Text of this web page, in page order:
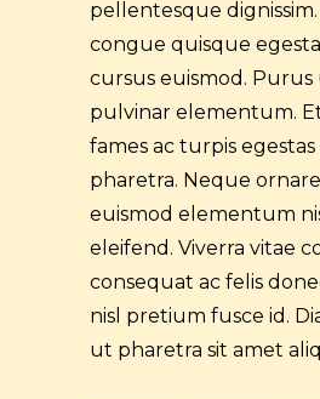
pellentesque dignissim.
congue quisque
cursus euismod.
pulvinar elementum.
fames ac turpis
pharetra. Neque
euismod elementum
eleifend. Viverra vitae
consequat ac felis
nisl pretium fusce id.
ut pharetra sit amet